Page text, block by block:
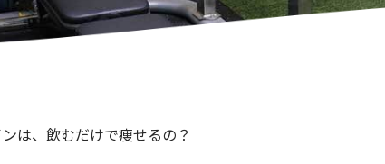
は、飲むだけで痩せるの？